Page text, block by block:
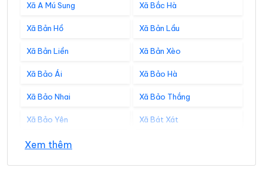
Xã A Mú Sung Xã Bắc Hà
Xã Bản Hồ Xã Bản Lầu
Xã Bản Liền Xã Bản Xèo
Xã Bảo Ái Xã Bảo Hà
Xã Bảo Nhai Xã Bảo Thắng
Xã Bảo Yên Xã Bát Xát
Xã Cảm Nhân
Xã Cát Thịnh Xã Chấn Thịnh
Xem thêm